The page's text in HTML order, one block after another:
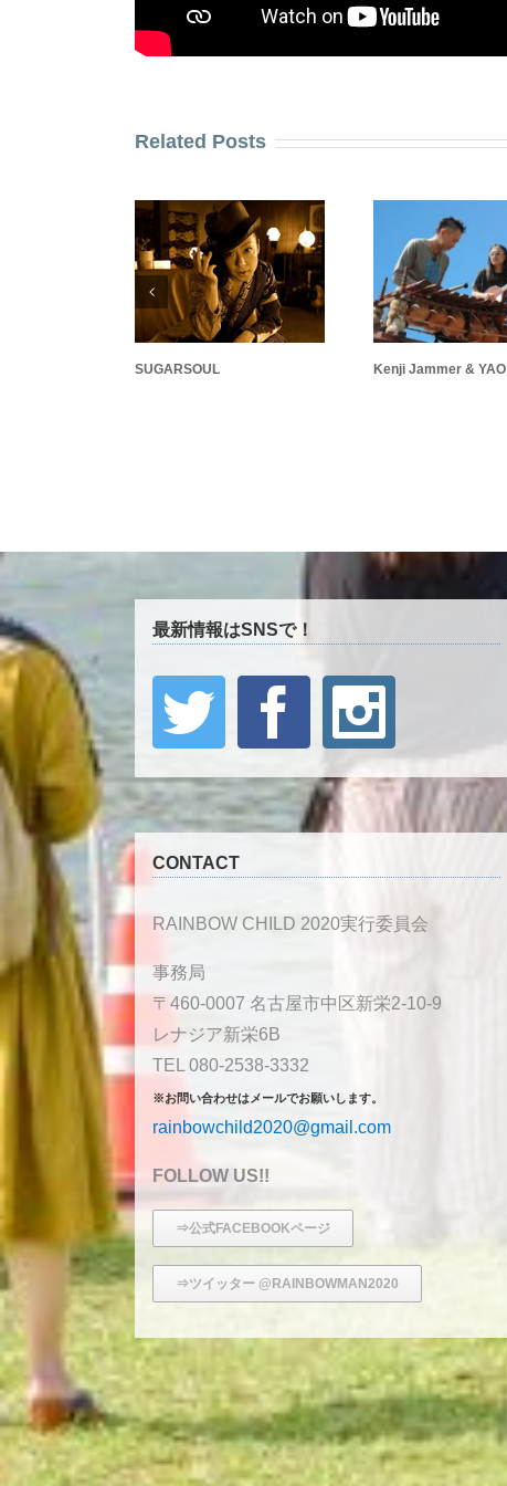
Related Posts
SUGARSOUL Kenji Jammer & YAO
最新情報はSNSで！
CONTACT
RAINBOW CHILD 2020実行委員会
事務局
〒460-0007 名古屋市中区新栄2-10-9
レナジア新栄6B
TEL 080-2538-3332
※お問い合わせはメールでお願いします。
rainbowchild2020@gmail.com
FOLLOW US!!
⇒公式FACEBOOKページ
⇒ツイッター @RAINBOWMAN2020